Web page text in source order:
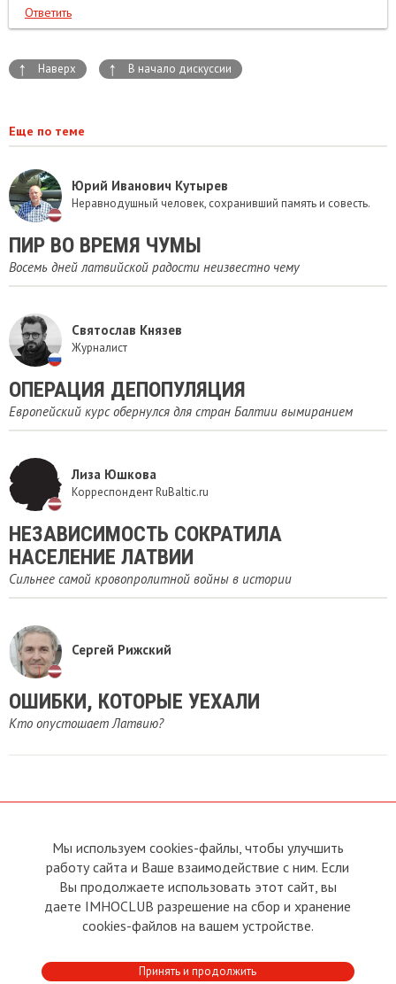
Ответить
↑ Наверх ↑ В начало дискуссии
Еще по теме
Юрий Иванович Кутырев
Неравнодушный человек, сохранивший память и совесть.
​ПИР ВО ВРЕМЯ ЧУМЫ
Восемь дней латвийской радости неизвестно чему
Святослав Князев
Журналист
ОПЕРАЦИЯ ДЕПОПУЛЯЦИЯ
Европейский курс обернулся для стран Балтии вымиранием
Лиза Юшкова
Корреспондент RuBaltic.ru
НЕЗАВИСИМОСТЬ СОКРАТИЛА
НАСЕЛЕНИЕ ЛАТВИИ
Сильнее самой кровопролитной войны в истории
Сергей Рижский
ОШИБКИ, КОТОРЫЕ УЕХАЛИ
Кто опустошает Латвию?
О сайте
Условия пользования
Политика конфиденциальности
Прямая связь с
Председателем
Прямая связь c членами клуба
Реклама
Контакты
Club
Мы используем cookies-файлы, чтобы улучшить
работу сайта и Ваше взаимодействие с ним. Если
Вы продолжаете использовать этот сайт, вы
даете IMHOCLUB разрешение на сбор и хранение
cookies-файлов на вашем устройстве.
Принять и продолжить